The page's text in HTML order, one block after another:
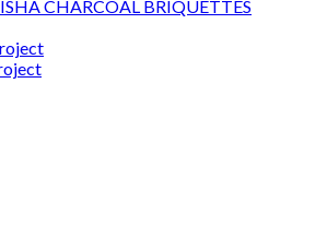
CHARCOAL BRIQUETTES